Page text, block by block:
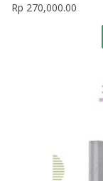
Rp 270,000.00